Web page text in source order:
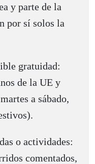
y parte de la
por sí solos la
gratuidad:
de la UE y
a sábado,
o actividades:
comentados,